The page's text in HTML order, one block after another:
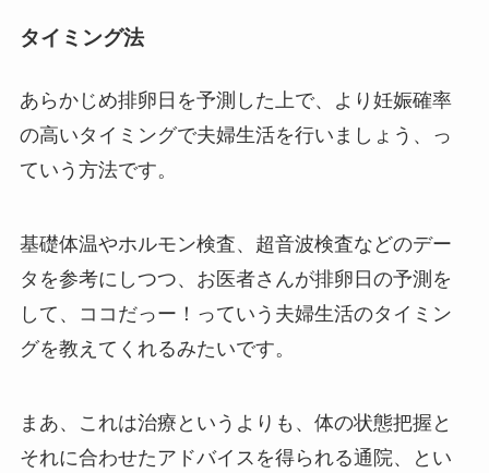
タイミング法
あらかじめ排卵日を予測した上で、より妊娠確率
の高いタイミングで夫婦生活を行いましょう、っ
ていう方法です。
基礎体温やホルモン検査、超音波検査などのデー
タを参考にしつつ、お医者さんが排卵日の予測を
して、ココだっー！っていう夫婦生活のタイミン
グを教えてくれるみたいです。
まあ、これは治療というよりも、体の状態把握と
それに合わせたアドバイスを得られる通院、とい